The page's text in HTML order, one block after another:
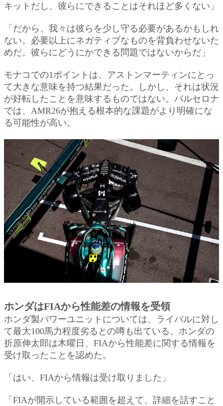
キットだし、彼らにできることはそれほど多くない」
「だから、我々は彼らを少し守る必要があるかもしれ
ない。必要以上にネガティブなものを背負わせないた
めだ。彼らにどうにかできる問題ではないからだ」
モナコでの1ポイントは、アストンマーティンにとっ
て大きな意味を持つ結果だった。しかし、それは状況
が好転したことを意味するものではない。バルセロナ
では、AMR26が抱える根本的な課題がより明確にな
る可能性が高い。
ホンダはFIAから性能差の情報を受領
ホンダ製パワーユニットについては、ライバルに対し
て最大100馬力程度劣るとの噂も出ている。ホンダの
折原伸太郎は木曜日、FIAから性能差に関する情報を
受け取ったことを認めた。
「はい、FIAから情報は受け取りました」
「FIAが開示している範囲を超えて、詳細を話すこと